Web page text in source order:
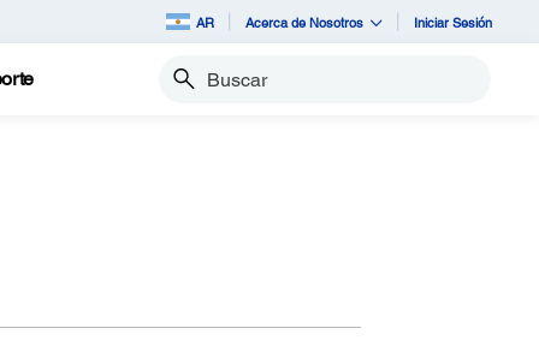
AR Acerca de Nosotros Iniciar Sesión
Buscar